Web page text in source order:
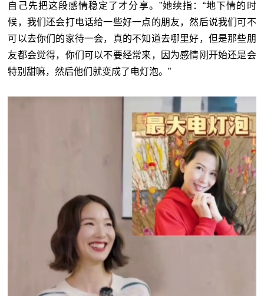
自己先把这段感情稳定了才分享。”她续指：“地下情的时
候，我们还会打电话给一些好一点的朋友，然后说我们可不
可以去你们的家待一会，真的不知道去哪里好，但是那些朋
友都会觉得，你们可以不要经常来，因为感情刚开始还是会
特别甜嘛，然后他们就变成了电灯泡。”